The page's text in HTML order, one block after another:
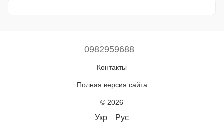
0982959688
Контакты
Полная версия сайта
© 2026
Укр Рус